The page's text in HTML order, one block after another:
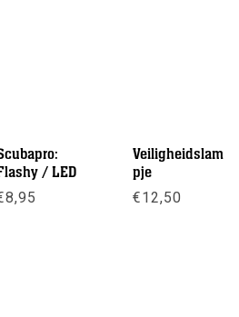
/ LED
8,95
Veiligheidslam
pje
€12,50